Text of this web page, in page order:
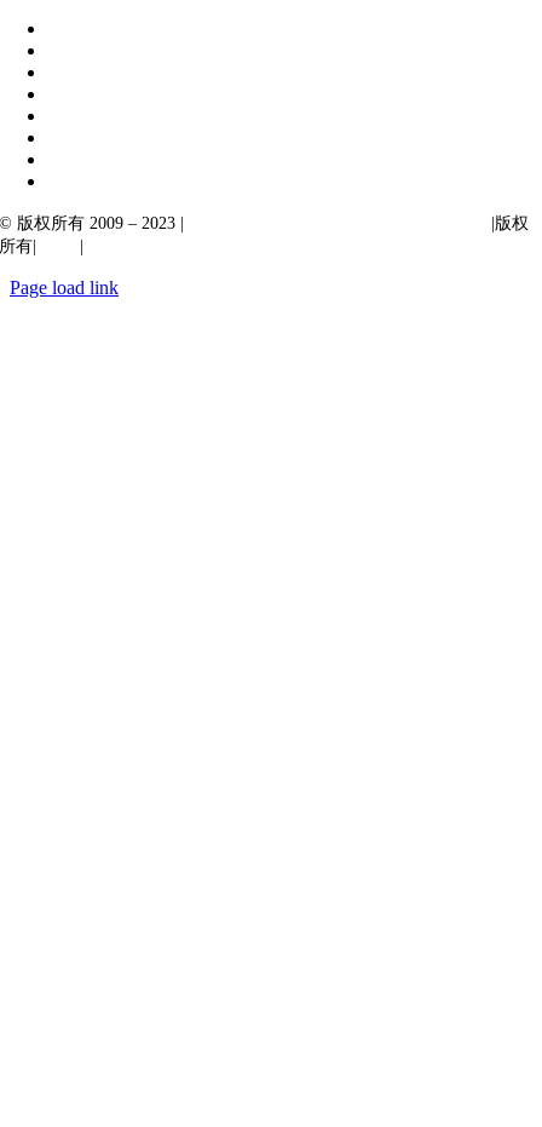
© 版权所有 2009 – 2023 |
|版权
所有|
Page load link